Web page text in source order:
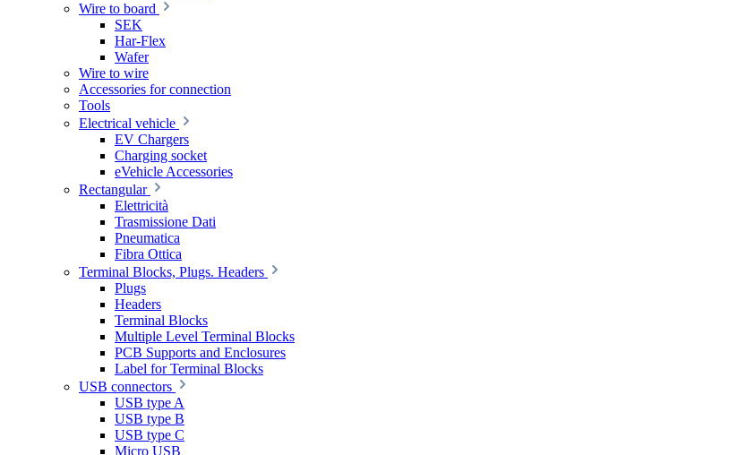
Wire to board
SEK
Har-Flex
Wafer
Wire to wire
Accessories for connection
Tools
Electrical vehicle
EV Chargers
Charging socket
eVehicle Accessories
Rectangular
Elettricità
Trasmissione Dati
Pneumatica
Fibra Ottica
Terminal Blocks, Plugs. Headers
Plugs
Headers
Terminal Blocks
Multiple Level Terminal Blocks
PCB Supports and Enclosures
Label for Terminal Blocks
USB connectors
USB type A
USB type B
USB type C
Micro USB